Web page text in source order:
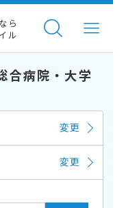
ら
ル
合病院・大学
変更
変更